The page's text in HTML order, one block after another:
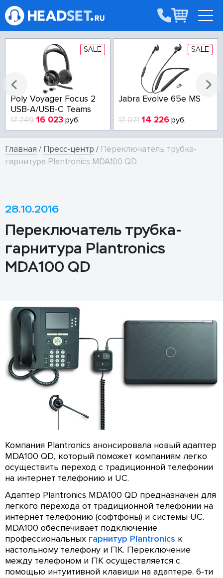
SALE
Poly Voyager Focus 2
USB-A/USB-C Teams
17 749 16 023 руб.
SALE
Jabra Evolve 65e MS
17 071 14 226руб.
Главная / Пресс-центр / Переключатель трубка-
гарнитура Plantronics MDA100 QD
28.10.2016
Переключатель трубка-
гарнитура Plantronics
MDA100 QD
Компания Plantronics анонсировала новый адаптер
MDA100 QD, который поможет компаниям легко
осуществить переход с традиционной телефонии
на интернет телефонию и UC.
Адаптер Plantronics MDA100 QD предназначен для
легкого перехода от традиционной телефонии на
интернет телефонию (софтфоны) и системы UC.
MDA100 обеспечивает подключение
профессиональных гарнитур Plantronics к
настольному телефону и ПК. Переключение
между телефоном и ПК осуществляется с
помощью интуитивной клавиши на адаптере. 6-ти